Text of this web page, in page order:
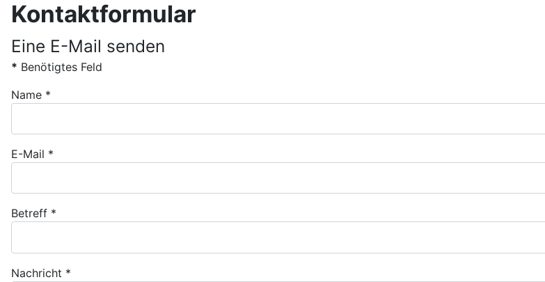
Kontaktformular
Eine E-Mail senden
* Benötigtes Feld
Name *
E-Mail *
Betreff *
Nachricht *